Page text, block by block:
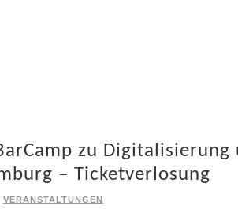
zu Digitalisierung
– Ticketverlosung
VERANSTALTUNGEN